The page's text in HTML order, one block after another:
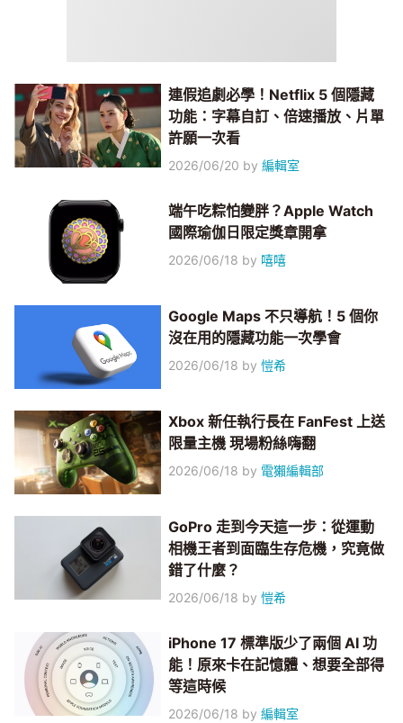
連假追劇必學！Netflix 5 個隱藏
功能：字幕自訂、倍速播放、片單
許願一次看
2026/06/20 by編輯室
端午吃粽怕變胖？Apple Watch
國際瑜伽日限定獎章開拿
2026/06/18 by 嘻嘻
Google Maps 不只導航！5 個你
沒在用的隱藏功能一次學會
2026/06/18 by愷希
Xbox 新任執行長在 FanFest 上送
限量主機 現場粉絲嗨翻
2026/06/18 by 電獺編輯部
GoPro 走到今天這一步：從運動
相機王者到面臨生存危機，究竟做
錯了什麼？
2026/06/18 by愷希
iPhone 17 標準版少了兩個 AI 功
能！原來卡在記憶體、想要全部得
等這時候
2026/06/18 by編輯室